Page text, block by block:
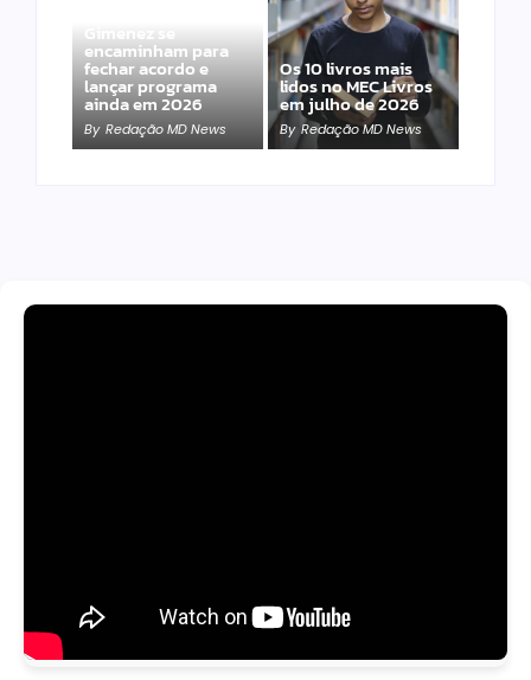
Gimenez se
encaminham para
fechar acordo e
lançar programa
ainda em 2026
By Redação MD News
Os 10 livros mais
lidos no MEC Livros
em julho de 2026
By Redação MD News